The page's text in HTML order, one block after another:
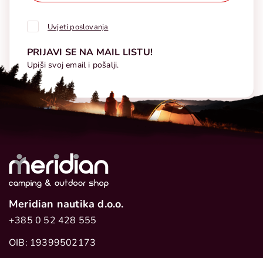
Uvjeti poslovanja
PRIJAVI SE NA MAIL LISTU!
Upiši svoj email i pošalji.
Meridian nautika d.o.o.
+385 0 52 428 555
OIB: 19399502173